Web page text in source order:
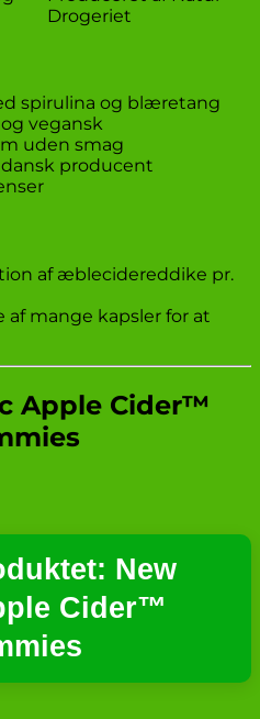
Drogeriet
spirulina og blæretang
vegansk
uden smag
producent
af æblecidereddike pr.
mange kapsler for at
Apple Cider™
New
Cider™